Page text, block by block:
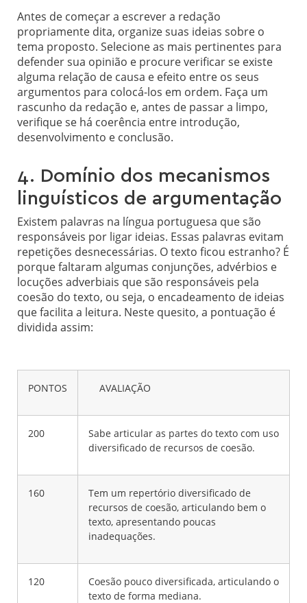
Antes de começar a escrever a redação
propriamente dita, organize suas ideias sobre o
tema proposto. Selecione as mais pertinentes para
defender sua opinião e procure verificar se existe
alguma relação de causa e efeito entre os seus
argumentos para colocá-los em ordem. Faça um
rascunho da redação e, antes de passar a limpo,
verifique se há coerência entre introdução,
desenvolvimento e conclusão.
4. Domínio dos mecanismos
linguísticos de argumentação
Existem palavras na língua portuguesa que são
responsáveis por ligar ideias. Essas palavras evitam
repetições desnecessárias. O texto ficou estranho? É
porque faltaram algumas conjunções, advérbios e
locuções adverbiais que são responsáveis pela
coesão do texto, ou seja, o encadeamento de ideias
que facilita a leitura. Neste quesito, a pontuação é
dividida assim:
PONTOS AVALIAÇÃO
200
Sabe articular as partes do texto com uso
diversificado de recursos de coesão.
160
Tem um repertório diversificado de
recursos de coesão, articulando bem o
texto, apresentando poucas
inadequações.
120
Coesão pouco diversificada, articulando o
texto de forma mediana.